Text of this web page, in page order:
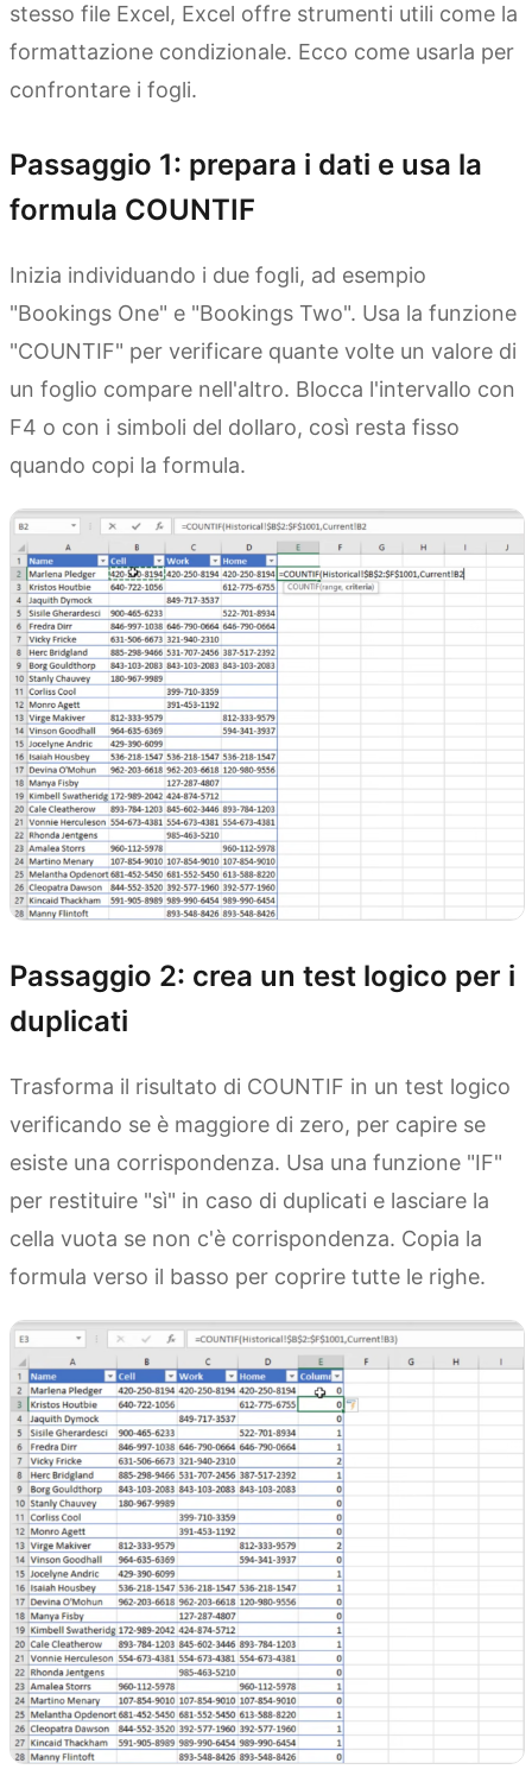
stesso file Excel, Excel offre strumenti utili come la
formattazione condizionale. Ecco come usarla per
confrontare i fogli.
Passaggio 1: prepara i dati e usa la
formula COUNTIF
Inizia individuando i due fogli, ad esempio
"Bookings One" e "Bookings Two". Usa la funzione
"COUNTIF" per verificare quante volte un valore di
un foglio compare nell'altro. Blocca l'intervallo con
F4 o con i simboli del dollaro, così resta fisso
quando copi la formula.
Passaggio 2: crea un test logico per i
duplicati
Trasforma il risultato di COUNTIF in un test logico
verificando se è maggiore di zero, per capire se
esiste una corrispondenza. Usa una funzione "IF"
per restituire "sì" in caso di duplicati e lasciare la
cella vuota se non c'è corrispondenza. Copia la
formula verso il basso per coprire tutte le righe.